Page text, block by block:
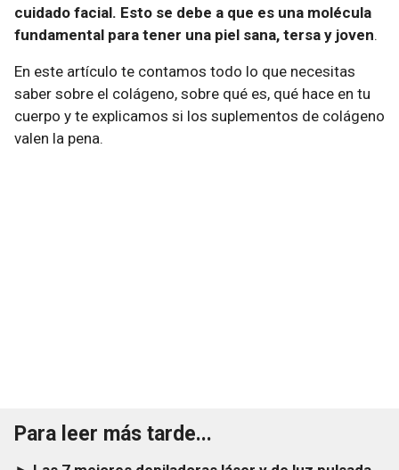
cuidado facial. Esto se debe a que es una molécula
fundamental para tener una piel sana, tersa y joven.
En este artículo te contamos todo lo que necesitas
saber sobre el colágeno, sobre qué es, qué hace en tu
cuerpo y te explicamos si los suplementos de colágeno
valen la pena.
Para leer más tarde...